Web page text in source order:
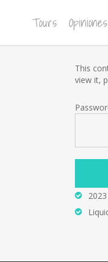
Tours Opiniones
This
view it,